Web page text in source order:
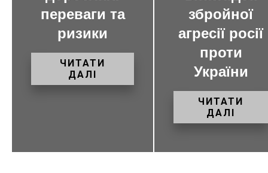
переваги та
ризики
ЧИТАТИ
ДАЛІ
збройної
агресії росії
проти
України
ЧИТАТИ
ДАЛІ